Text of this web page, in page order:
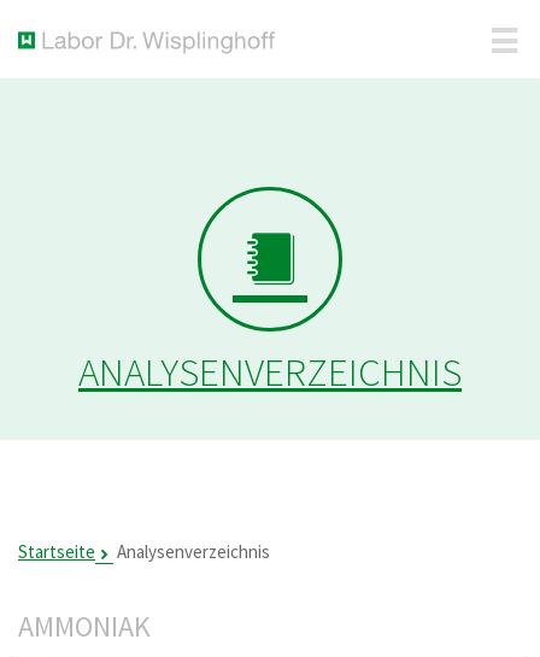
ANALYSENVERZEICHNIS
Startseite Analysenverzeichnis
AMMONIAK